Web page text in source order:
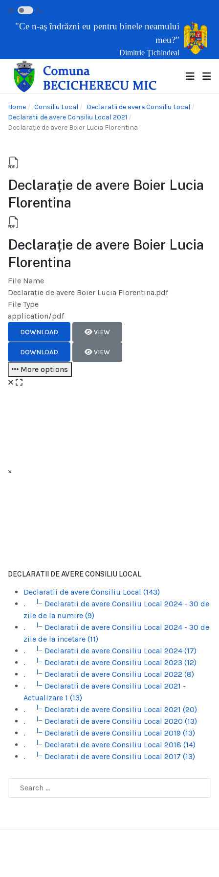
"Ce n-aş îndrăzni eu pentru binele neamului
meu?"
Dimitrie Ţichindeal
Home Consiliu Local
Declaratii de avere Consiliu Local
Declaratii de avere Consiliu Local 2021
Declarație de avere Boier Lucia Florentina
Declarație de avere Boier Lucia
Florentina
Declarație de avere Boier Lucia
Florentina
File Name
Declarație de avere Boier Lucia Florentina.pdf
File Type
application/pdf
DOWNLOAD VIEW
DOWNLOAD VIEW
More options
×
DECLARATII DE AVERE CONSILIU LOCAL
Declaratii de avere Consiliu Local (143)
.
|_
Declaratii de avere Consiliu Local 2024 - 30 de
zile de la numire (9)
.
|_
Declaratii de avere Consiliu Local 2024 - 30 de
zile de la incetare (11)
.
|_
Declaratii de avere Consiliu Local 2024 (17)
.
|_
Declaratii de avere Consiliu Local 2023 (12)
.
|_
Declaratii de avere Consiliu Local 2022 (8)
.
|_
Declaratii de avere Consiliu Local 2021 -
Actualizare 1 (13)
.
|_
Declaratii de avere Consiliu Local 2021 (20)
.
|_
Declaratii de avere Consiliu Local 2020 (13)
.
|_
Declaratii de avere Consiliu Local 2019 (13)
.
|_
Declaratii de avere Consiliu Local 2018 (14)
.
|_ Declaratii de avere Consiliu Local 2017 (13)